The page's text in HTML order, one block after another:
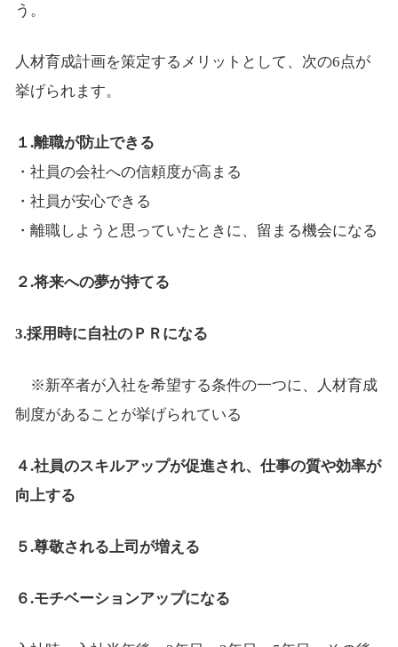
う。
人材育成計画を策定するメリットとして、次の6点が
挙げられます。
１.離職が防止できる
・社員の会社への信頼度が高まる
・社員が安心できる
・離職しようと思っていたときに、留まる機会になる
２.将来への夢が持てる
3.採用時に自社のＰＲになる
※新卒者が入社を希望する条件の一つに、人材育成
制度があることが挙げられている
４.社員のスキルアップが促進され、仕事の質や効率が
向上する
５.尊敬される上司が増える
６.モチベーションアップになる